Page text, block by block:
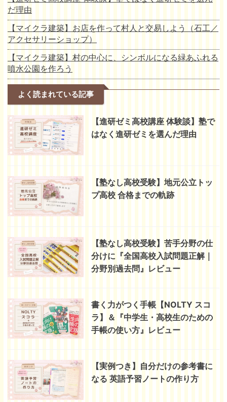
だ理由
【マイクラ建築】お店を作って村人と交易しよう（石工／
アクセサリーショップ）
【マイクラ建築】村の中心に、シンボルになる緑あふれる
噴水公園を作ろう
よく読まれている記事
【進研ゼミ高校講座 体験談】塾で
はなく進研ゼミを選んだ理由
【塾なし高校受験】地元公立トッ
プ高校 合格までの軌跡
【塾なし高校受験】苦手分野の仕
分けに『全国高校入試問題正解｜
分野別過去問』レビュー
書く力がつく手帳【NOLTY スコ
ラ】＆『中学生・高校生のための
手帳の使い方』レビュー
【実例つき】自分だけの参考書に
なる 英語予習ノートの作り方